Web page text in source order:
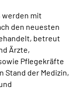
werden mit
den neuesten
betreut
Ärzte,
Pflegekräfte
Stand der Medizin,